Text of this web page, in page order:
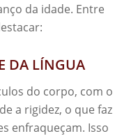
da idade. Entre
DA LÍNGUA
do corpo, com o
a rigidez, o que faz
enfraqueçam. Isso